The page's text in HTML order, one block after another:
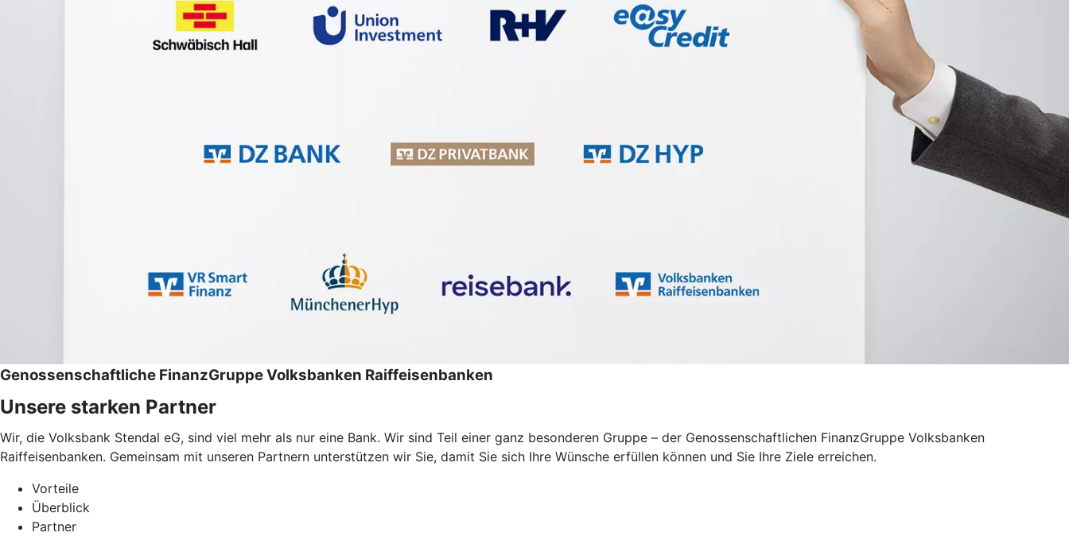
Genossenschaftliche FinanzGruppe Volksbanken Raiffeisenbanken
Unsere starken Partner
Wir, die Volksbank Stendal eG, sind viel mehr als nur eine Bank. Wir sind Teil einer ganz besonderen Gruppe – der Genossenschaftlichen FinanzGruppe Volksbanken
Raiffeisenbanken. Gemeinsam mit unseren Partnern unterstützen wir Sie, damit Sie sich Ihre Wünsche erfüllen können und Sie Ihre Ziele erreichen.
Vorteile
Überblick
Partner